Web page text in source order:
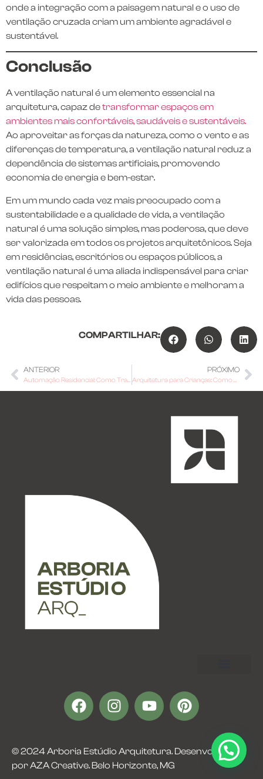
onde a integração com a paisagem natural e o uso de
ventilação cruzada criam um ambiente agradável e
sustentável.
Conclusão
A ventilação natural é um elemento essencial na
arquitetura, capaz detransformar espaços em
ambientes mais confortáveis, saudáveis e sustentáveis.
Ao aproveitar as forças da natureza, como o vento e as
diferenças de temperatura, a ventilação natural reduz a
dependência de sistemas artificiais, promovendo
economia de energia e bem-estar.
Em um mundo cada vez mais preocupado com a
sustentabilidade e a qualidade de vida, a ventilação
natural é uma solução simples, mas poderosa, que deve
ser valorizada em todos os projetos arquitetônicos. Seja
em residências, escritórios ou espaços públicos, a
ventilação natural é uma aliada indispensável para criar
edifícios que respeitam o meio ambiente e melhoram a
vida das pessoas.
COMPARTILHAR:
ANTERIOR
Automação Residencial: Como Transformar Sua Casa em um Lar Inteligente
PRÓXIMO
Arquitetura para Crianças: Como Criar Ambientes Lúdicos e Funcionais
© 2024 Arboria Estúdio Arquitetura. Desenvolvido
por AZA Creative.Belo Horizonte, MG